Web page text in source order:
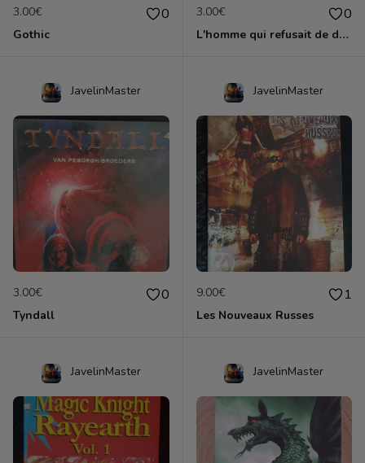
3.00€ 0
Gothic
3.00€ 0
L'homme qui refusait de dormir
JavelinMaster
3.00€ 0
Tyndall
JavelinMaster
9.00€ 1
Les Nouveaux Russes
JavelinMaster JavelinMaster